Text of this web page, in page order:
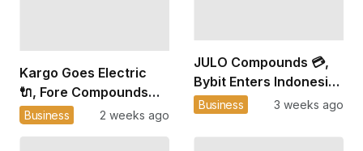
Kargo Goes Electric
🔌, Fore Compounds
Profitably 💰, Barito
Business 2 weeks ago
JULO Compounds 💳,
Bybit Enters Indonesia
🪙, VinFast Plants Its
Business 3 weeks ago